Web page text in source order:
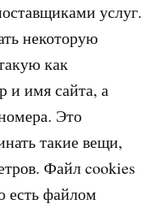
услуг.
некоторую
как
и имя сайта, а
Это
такие вещи,
Файл cookies
есть файлом